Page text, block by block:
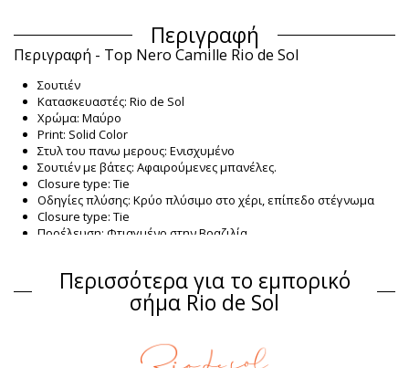
Περιγραφή
Περιγραφή - Top Nero Camille Rio de Sol
Σουτιέν
Κατασκευαστές: Rio de Sol
Χρώμα: Μαύρο
Print: Solid Color
Στυλ του πανω μερους: Ενισχυμένο
Σουτιέν με βάτες: Αφαιρούμενες μπανέλες.
Closure type: Tie
Οδηγίες πλύσης: Κρύο πλύσιμο στο χέρι, επίπεδο στέγνωμα
Closure type: Tie
Προέλευση: Φτιαγμένο στην Βραζιλία.
Σύνθεση
Σύνθεση: 84% Biodegradable Nylon (AMNI SOUL ECO), 16%
Επένδυση: 84% Polyamide, 16% Elastane - Oeko-Tex
UV Protection: UPF 50+
Περισσότερα για το εμπορικό
σήμα Rio de Sol